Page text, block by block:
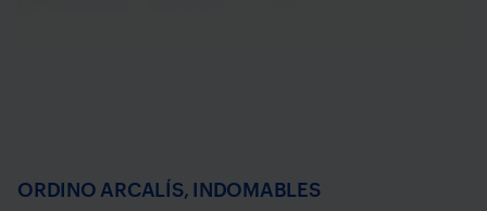
ORDINO ARCALÍS, INDOMABLES